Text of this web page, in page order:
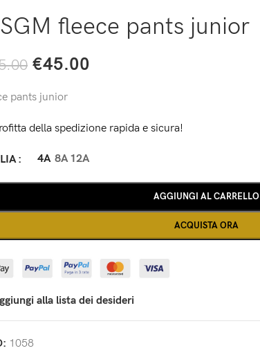
fleece pants junior
€45.00
pants junior
della spedizione rapida e sicura!
4A 8A12A
AGGIUNGI AL CARRELLO
ACQUISTA ORA
alla lista dei desideri
1058